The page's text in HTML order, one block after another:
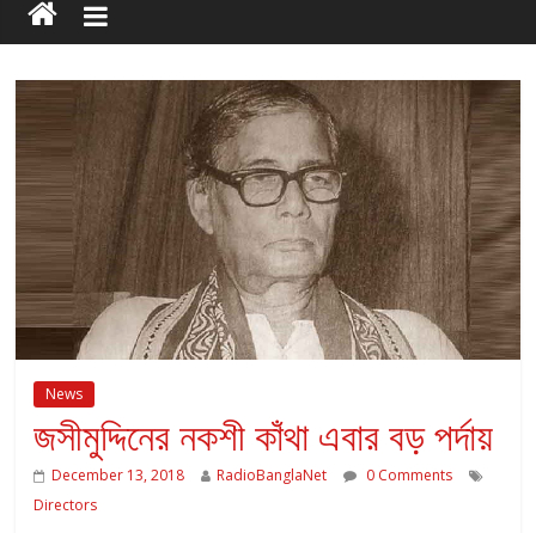
News
জসীমুদ্দিনের নকশী কাঁথা এবার বড় পর্দায়
December 13, 2018 RadioBanglaNet
0 Comments
Directors